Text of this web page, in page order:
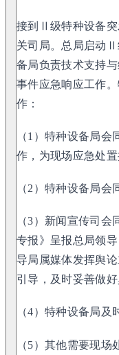
接到Ⅱ级特种设备突
关司局。总局启动Ⅱ
备局负责技术支持
事件应急响应工作
作：
（1）特种设备局
作，为现场应急处置
（2）特种设备局
（3）新闻宣传司
专报》呈报总局领
导局属媒体发挥舆
引导，及时妥善做好
（4）特种设备局及
（5）其他需要现场